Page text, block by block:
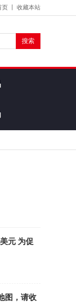
页 收藏本站
元 为促
图，请收